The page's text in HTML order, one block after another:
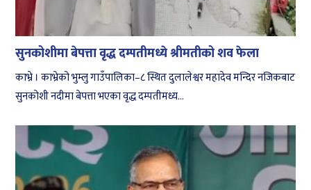
सुनकोशीमा बेपत्ता वृद्ध दम्पतीमध्ये श्रीमतीको शव फेला
काभ्रे । काभ्रेको भुम्लु गाउँपालिका–८ स्थित दुलालेश्वर महादेव मन्दिर नजिकबाट
सुनकोशी नदीमा बेपत्ता भएका वृद्ध दम्पतीमध्य...